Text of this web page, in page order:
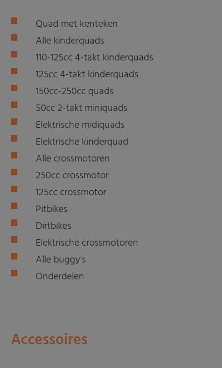
Quad met kenteken
Alle kinderquads
110-125cc 4-takt kinderquads
125cc 4-takt kinderquads
150cc-250cc quads
50cc 2-takt miniquads
Elektrische midiquads
Elektrische kinderquad
Alle crossmotoren
250cc crossmotor
125cc crossmotor
Pitbikes
Dirtbikes
Elektrische crossmotoren
Alle buggy's
Onderdelen
Accessoires